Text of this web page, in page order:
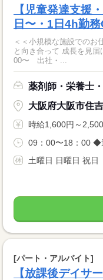
【児童発達支援
日〜・1日4h勤務
＜＜小規模な施設でのお仕事＞＞ 小規模だからこそ
と向き合って 成長を見届けられる職
00〜 出社・...
薬剤師・栄養士
大阪府大阪市住
時給1,600円～
09：00〜18：00 ◆
土曜日 日曜日 祝日
[パート・アルバイト]
【放課後デイサ